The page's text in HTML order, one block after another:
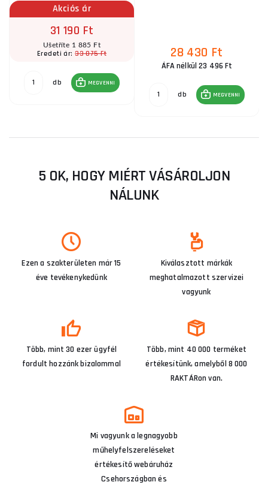
Akciós ár
31 190 Ft
Ušetříte 1 885 Ft
Eredeti ár:33 075 Ft
db MEGVENNI
28 430 Ft
ÁFA nélkül 23 496 Ft
db MEGVENNI
5 OK, HOGY MIÉRT VÁSÁROLJON
NÁLUNK
Ezen a szakterületen már 15
éve tevékenykedünk
Kiválasztott márkák
meghatalmazott szervizei
vagyunk
Több, mint 30 ezer ügyfél
fordult hozzánk bizalommal
Több, mint 40 000 terméket
értékesítünk, amelyből 8 000
RAKTÁRon van.
Mi vagyunk a legnagyobb
műhelyfelszereléseket
értékesítő webáruház
Csehországban és